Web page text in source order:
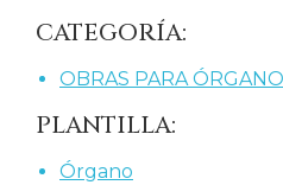
CATEGORÍA:
OBRAS PARA ÓRGANO
PLANTILLA:
Órgano